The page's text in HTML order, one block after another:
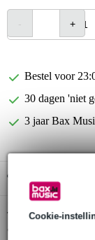
Cookie-
Bestel voor
30 dagen 'niet
3 jaar Bax
Twijfel je of de